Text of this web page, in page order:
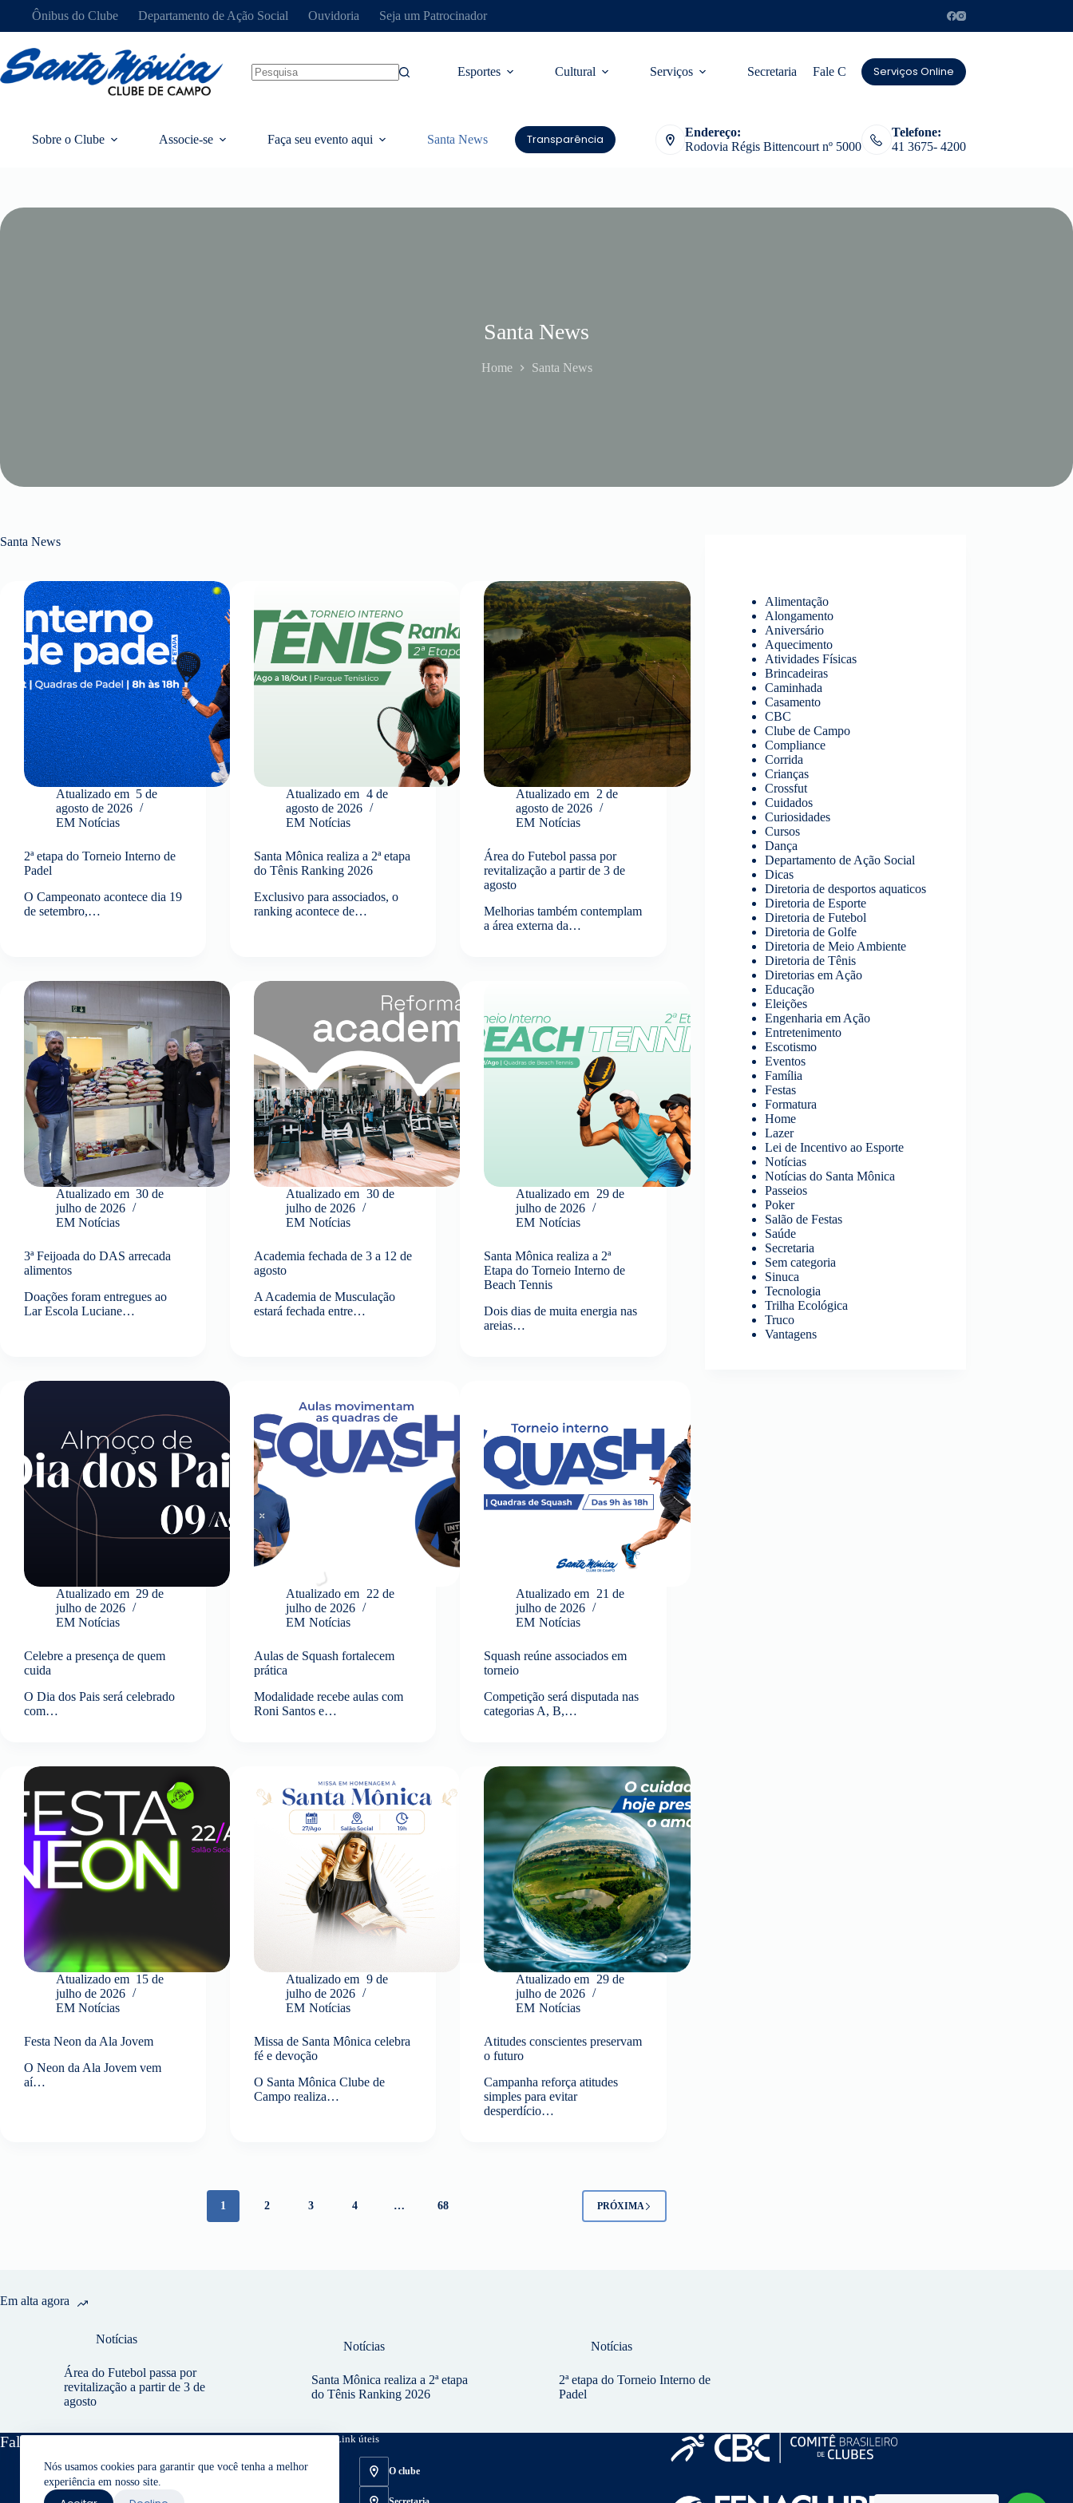
Nós usamos cookies para garantir que você tenha a melhor
experiência em nosso site.
Ônibus do Clube Departamento de Ação Social Ouvidoria Seja um Patrocinador
Esportes Cultural Serviços Secretaria Fale ConoscoServiços Online
Sobre o Clube Associe-se Faça seu evento aqui Santa News Transparência
Endereço:
Rodovia Régis Bittencourt nº 5000
Telefone:
41 3675- 4200
Santa News
Home Santa News
Santa News
Atualizado em 5 de
agosto de 2026
EM Notícias
2ª etapa do Torneio Interno de
Padel
O Campeonato acontece dia 19
de setembro,…
Atualizado em 4 de
agosto de 2026
EM Notícias
Santa Mônica realiza a 2ª etapa
do Tênis Ranking 2026
Exclusivo para associados, o
ranking acontece de…
Atualizado em 2 de
agosto de 2026
EM Notícias
Área do Futebol passa por
revitalização a partir de 3 de
agosto
Melhorias também contemplam
a área externa da…
Atualizado em 30 de
julho de 2026
EM Notícias
3ª Feijoada do DAS arrecada
alimentos
Doações foram entregues ao
Lar Escola Luciane…
Atualizado em 30 de
julho de 2026
EM Notícias
Academia fechada de 3 a 12 de
agosto
A Academia de Musculação
estará fechada entre…
Atualizado em 29 de
julho de 2026
EM Notícias
Santa Mônica realiza a 2ª
Etapa do Torneio Interno de
Beach Tennis
Dois dias de muita energia nas
areias…
Atualizado em 29 de
julho de 2026
EM Notícias
Celebre a presença de quem
cuida
O Dia dos Pais será celebrado
com…
Atualizado em 22 de
julho de 2026
EM Notícias
Aulas de Squash fortalecem
prática
Modalidade recebe aulas com
Roni Santos e…
Atualizado em 21 de
julho de 2026
EM Notícias
Squash reúne associados em
torneio
Competição será disputada nas
categorias A, B,…
Atualizado em 15 de
julho de 2026
EM Notícias
Festa Neon da Ala Jovem
O Neon da Ala Jovem vem
aí…
Atualizado em 9 de
julho de 2026
EM Notícias
Missa de Santa Mônica celebra
fé e devoção
O Santa Mônica Clube de
Campo realiza…
Atualizado em 29 de
julho de 2026
EM Notícias
Atitudes conscientes preservam
o futuro
Campanha reforça atitudes
simples para evitar
desperdício…
1 2 3 4 … 68 PRÓXIMA
Alimentação
Alongamento
Aniversário
Aquecimento
Atividades Físicas
Brincadeiras
Caminhada
Casamento
CBC
Clube de Campo
Compliance
Corrida
Crianças
Crossfut
Cuidados
Curiosidades
Cursos
Dança
Departamento de Ação Social
Dicas
Diretoria de desportos aquaticos
Diretoria de Esporte
Diretoria de Futebol
Diretoria de Golfe
Diretoria de Meio Ambiente
Diretoria de Tênis
Diretorias em Ação
Educação
Eleições
Engenharia em Ação
Entretenimento
Escotismo
Eventos
Família
Festas
Formatura
Home
Lazer
Lei de Incentivo ao Esporte
Notícias
Notícias do Santa Mônica
Passeios
Poker
Salão de Festas
Saúde
Secretaria
Sem categoria
Sinuca
Tecnologia
Trilha Ecológica
Truco
Vantagens
Em alta agora
Notícias
Área do Futebol passa por
revitalização a partir de 3 de
agosto
Notícias
Santa Mônica realiza a 2ª etapa
do Tênis Ranking 2026
Notícias
2ª etapa do Torneio Interno de
Padel
Fale conosco
Endereço:
Rodovia Régis Bittencourt nº 5000
Link úteis
O clube